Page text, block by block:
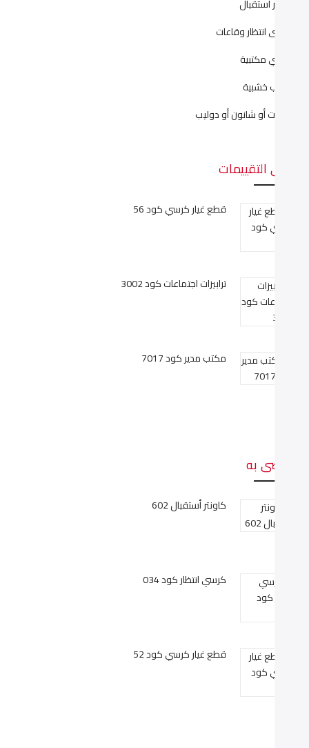
أستقبال
انتظار وقاعات
مكتبية
خشبية
أو شانون أو دوليب
التقييمات
قطع غيار كرسي كود 56
ترابيزات اجتماعات كود 3002
مكتب مدير كود 7017
به
كاونتر أستقبال 602
كرسي انتظار كود 034
قطع غيار كرسي كود 52